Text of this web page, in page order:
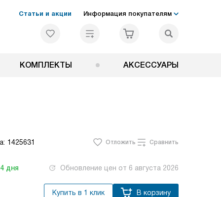
Статьи и акции Информация покупателям
КОМПЛЕКТЫ АКСЕССУАРЫ
1425631 Отложить Сравнить
дня Обновление цен от 6 августа 2026
Купить в 1 клик В корзину